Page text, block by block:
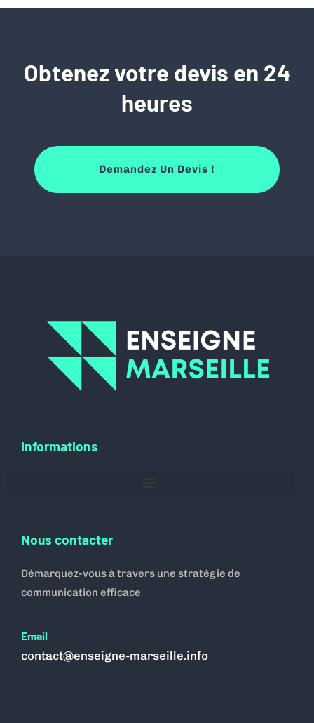
Obtenez votre devis en 24
heures
Demandez Un Devis !
Informations
Nous contacter
Démarquez-vous à travers une stratégie de
communication efficace
Email
contact@enseigne-marseille.info